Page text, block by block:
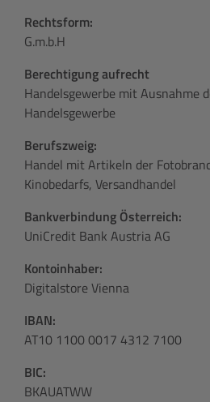
Rechtsform:
G.m.b.H
Berechtigung aufrecht
Handelsgewerbe mit Ausnahme
Handelsgewerbe
Berufszweig:
Handel mit Artikeln der
Kinobedarfs, Versandhandel
Bankverbindung Österreich:
UniCredit Bank Austria AG
Kontoinhaber:
Digitalstore Vienna
IBAN:
AT10 1100 0017 4312 7100
BIC:
BKAUATWW